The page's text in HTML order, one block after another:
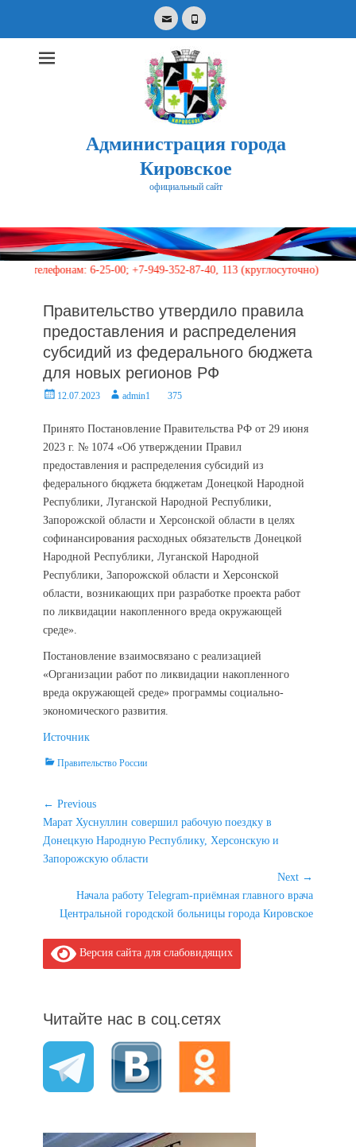
EmailPhone
Администрация города
Кировское
официальный сайт
for:
6-25-00; +7-949-352-87-40, 113 (круглосуточно)
Правительство утвердило правила
предоставления и распределения
субсидий из федерального бюджета
для новых регионов РФ
Posted12.07.2023 Authoradmin1 375
Принято Постановление Правительства РФ от 29 июня
2023 г. № 1074 «Об утверждении Правил
предоставления и распределения субсидий из
федерального бюджета бюджетам Донецкой Народной
Республики, Луганской Народной Республики,
Запорожской области и Херсонской области в целях
софинансирования расходных обязательств Донецкой
Народной Республики, Луганской Народной
Республики, Запорожской области и Херсонской
области, возникающих при разработке проекта работ
по ликвидации накопленного вреда окружающей
среде».
Постановление взаимосвязано с реализацией
«Организации работ по ликвидации накопленного
вреда окружающей среде» программы социально-
экономического развития.
Источник
Categories
Правительство России
Навигация
по
записям
← Previous
Previous
post:
Марат Хуснуллин совершил рабочую поездку в
Донецкую Народную Республику, Херсонскую и
Запорожскую области
Next →
post:
Начала работу Telegram-приёмная главного врача
Центральной городской больницы города Кировское
Версия сайта для слабовидящих
Читайте нас в соц.сетях